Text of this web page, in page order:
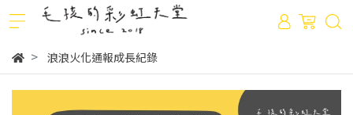
浪浪火化通報成長紀錄